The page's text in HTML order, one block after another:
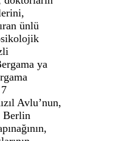
ünlü
ya
Avlu’nun,
Berlin